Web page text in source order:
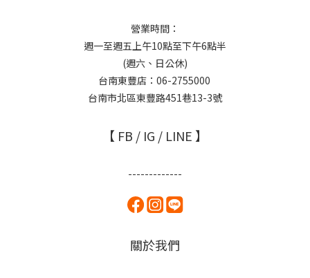
營業時間：
週一至週五上午10點至下午6點半
(週六、日公休)
台南東豐店：06-2755000
台南市北區東豐路451巷13-3號
【 FB / IG / LINE 】
-------------
關於我們